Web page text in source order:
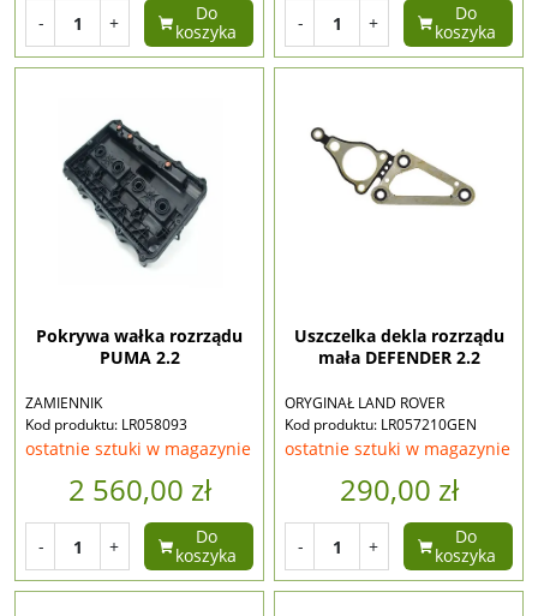
- +
Do
koszyka
- +
Do
koszyka
Pokrywa wałka rozrządu
PUMA 2.2
ZAMIENNIK
Kod produktu: LR058093
ostatnie sztuki w magazynie
2 560,00 zł
- +
Do
koszyka
Uszczelka dekla rozrządu
mała DEFENDER 2.2
ORYGINAŁ LAND ROVER
Kod produktu: LR057210GEN
ostatnie sztuki w magazynie
290,00 zł
- +
Do
koszyka